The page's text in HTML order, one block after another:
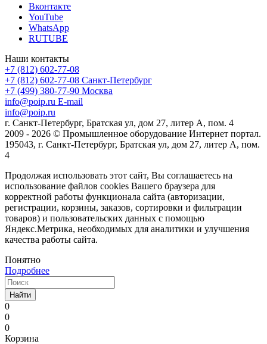
Вконтакте
YouTube
WhatsApp
RUTUBE
Наши контакты
+7 (812) 602-77-08
+7 (812) 602-77-08 Санкт-Петербург
+7 (499) 380-77-90 Москва
info@poip.ru E-mail
info@poip.ru
г. Санкт-Петербург, Братская ул, дом 27, литер А, пом. 4
2009 - 2026 © Промышленное оборудование Интернет портал.
195043, г. Санкт-Петербург, Братская ул, дом 27, литер А, пом.
4
Продолжая использовать этот сайт, Вы соглашаетесь на
использование файлов cookies Вашего браузера для
корректной работы функционала сайта (авторизации,
регистрации, корзины, заказов, сортировки и фильтрации
товаров) и пользовательских данных с помощью
Яндекс.Метрика, необходимых для аналитики и улучшения
качества работы сайта.
Понятно
Подробнее
Найти
0
0
0
Корзина